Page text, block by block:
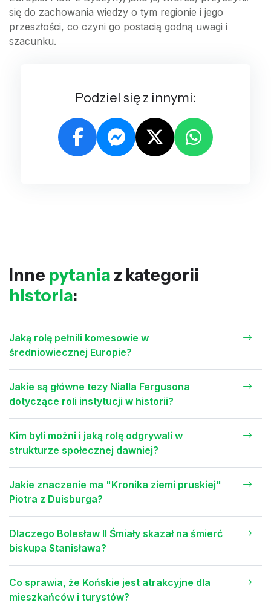
się do zachowania wiedzy o tym regionie i jego
przeszłości, co czyni go postacią godną uwagi i
szacunku.
Podziel się z innymi:
Inne pytania z kategorii
historia:
Jaką rolę pełnili komesowie w
średniowiecznej Europie?
Jakie są główne tezy Nialla Fergusona
dotyczące roli instytucji w historii?
Kim byli możni i jaką rolę odgrywali w
strukturze społecznej dawniej?
Jakie znaczenie ma "Kronika ziemi pruskiej"
Piotra z Duisburga?
Dlaczego Bolesław II Śmiały skazał na śmierć
biskupa Stanisława?
Co sprawia, że Końskie jest atrakcyjne dla
mieszkańców i turystów?